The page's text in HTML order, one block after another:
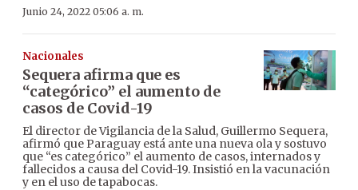
Junio 24, 2022 05:06 a. m.
Nacionales
Sequera afirma que es
“categórico” el aumento de
casos de Covid-19
El director de Vigilancia de la Salud, Guillermo Sequera,
afirmó que Paraguay está ante una nueva ola y sostuvo
que “es categórico” el aumento de casos, internados y
fallecidos a causa del Covid-19. Insistió en la vacunación
y en el uso de tapabocas.